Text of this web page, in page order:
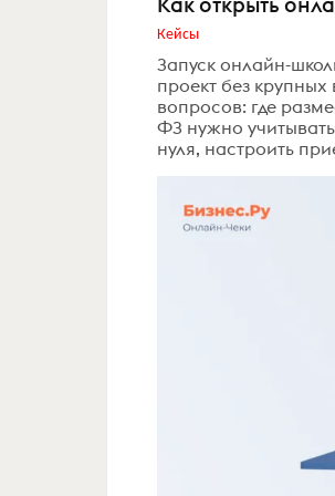
Кейсы
Запуск онлайн-
проект без
вопросов: где
ФЗ нужно
нуля, настроить